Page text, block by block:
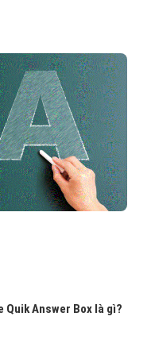
Quik Answer Box là gì?